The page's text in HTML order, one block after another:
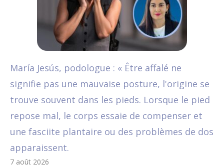
María Jesús, podologue : « Être affalé ne
signifie pas une mauvaise posture, l'origine se
trouve souvent dans les pieds. Lorsque le pied
repose mal, le corps essaie de compenser et
une fasciite plantaire ou des problèmes de dos
apparaissent.
7 août 2026